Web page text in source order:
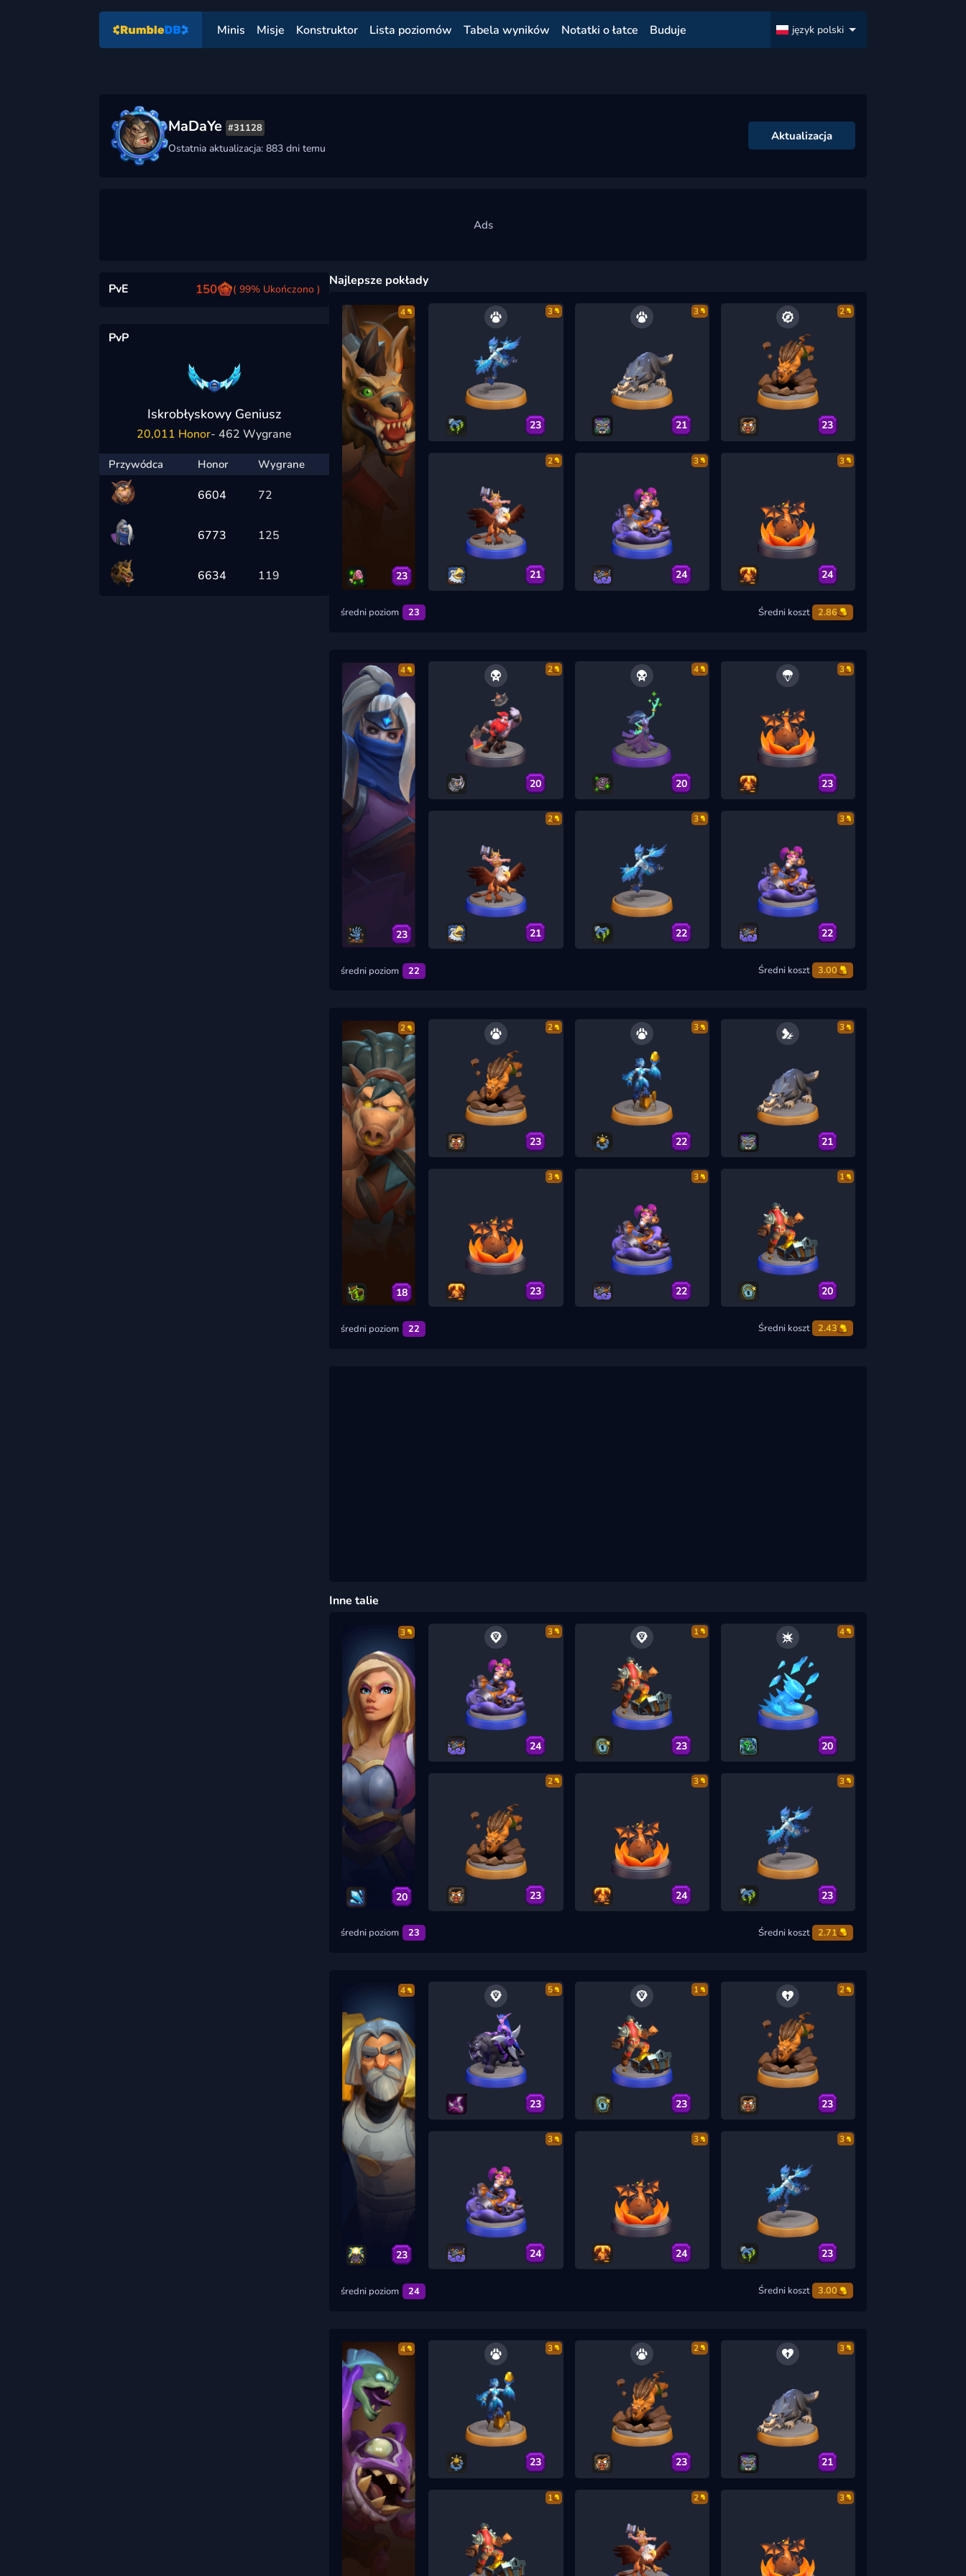
Minis Misje Konstruktor Lista poziomów Tabela wyników Notatki o łatce Buduje język polski
MaDaYe #31128
Ostatnia aktualizacja: 883 dni temu
Aktualizacja
PvE 150 ( 99% Ukończono )
PvP
Iskrobłyskowy Geniusz
20,011 Honor- 462 Wygrane
Przywódca Honor Wygrane
6604 72
6773 125
6634 119
Najlepsze pokłady
4
23
3
23
3
21
2
23
2
21
3
24
3
24
średni poziom 23 Średni koszt 2.86
4
23
2
20
4
20
3
23
2
21
3
22
3
22
średni poziom 22 Średni koszt 3.00
2
18
2
23
3
22
3
21
3
23
3
22
1
20
średni poziom 22 Średni koszt 2.43
Inne talie
3
20
3
24
1
23
4
20
2
23
3
24
3
23
średni poziom 23 Średni koszt 2.71
4
23
5
23
1
23
2
23
3
24
3
24
3
23
średni poziom 24 Średni koszt 3.00
4 3
23
2
23
3
21
1 2 3